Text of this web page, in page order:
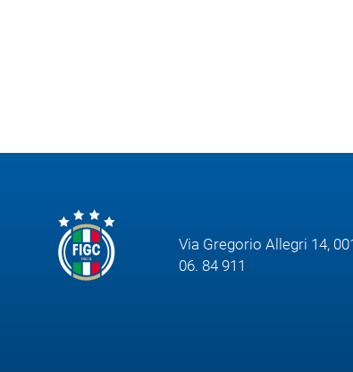
Via Gregorio Allegri 14,
06. 84 911